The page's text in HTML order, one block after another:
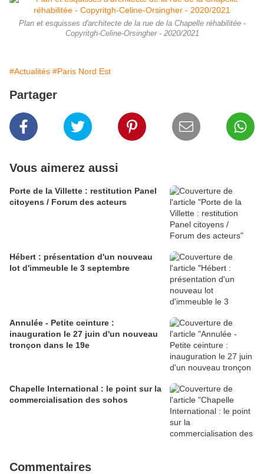
Plan et esquisses d'architecte de la rue de la Chapelle réhabilitée -
Copyritgh-Celine-Orsingher - 2020/2021
#Actualités #Paris Nord Est
Partager
Vous aimerez aussi
Porte de la Villette : restitution Panel
citoyens / Forum des acteurs
Hébert : présentation d'un nouveau
lot d'immeuble le 3 septembre
Annulée - Petite ceinture :
inauguration le 27 juin d'un nouveau
tronçon dans le 19e
Chapelle International : le point sur la
commercialisation des sohos
Commentaires